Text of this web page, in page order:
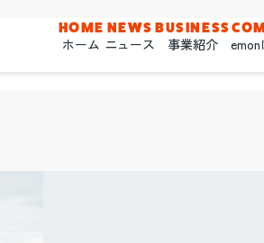
HOME
ホーム
NEWS
ニュース
BUSINESS
事業紹介